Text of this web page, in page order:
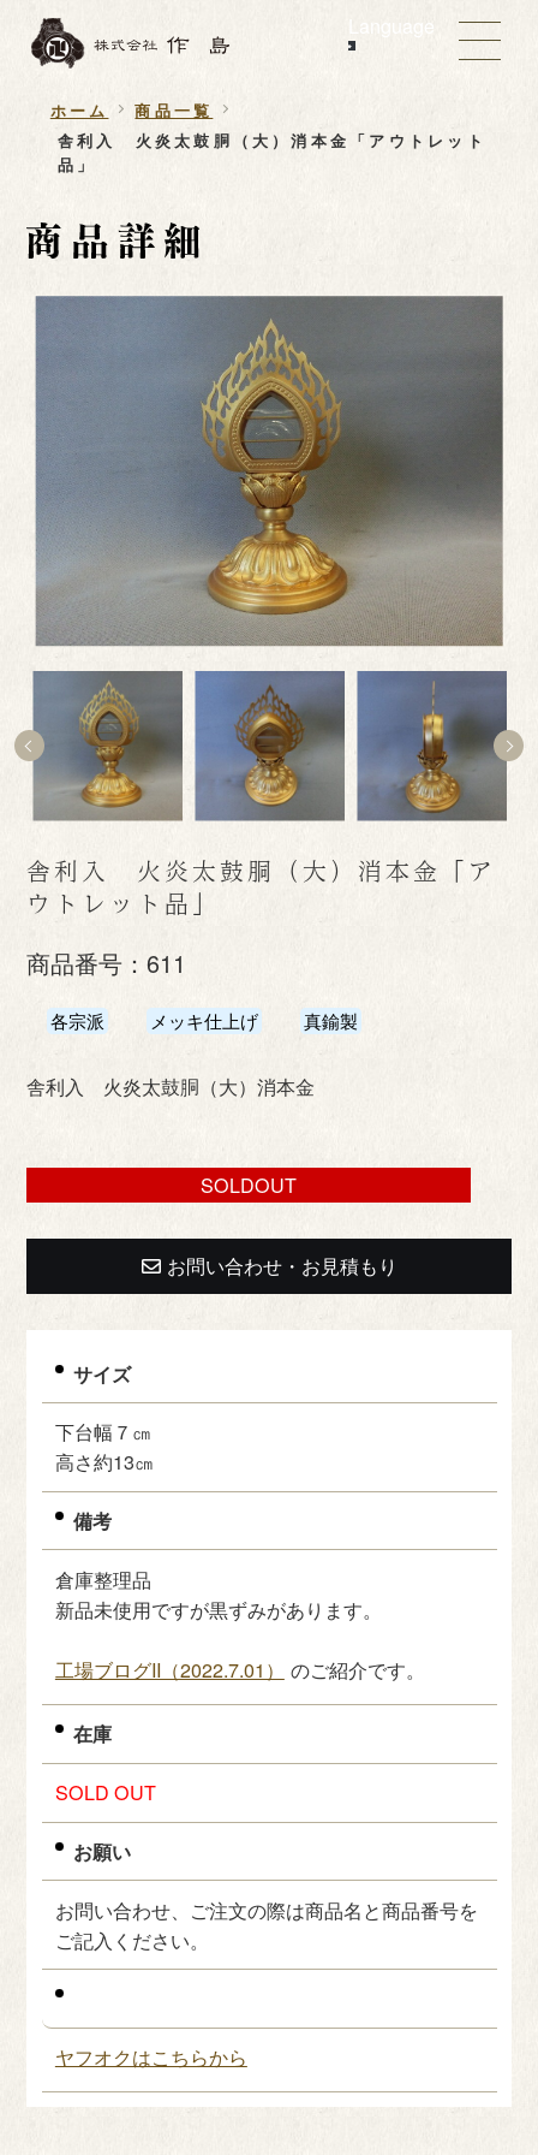
Language
ホーム
商品一覧
舎利入 火炎太鼓胴（大）消本金「アウトレット
品」
舎利入 火炎太鼓胴（大）消本金「ア
ウトレット品」
商品番号：611
各宗派 メッキ仕上げ 真鍮製
舎利入 火炎太鼓胴（大）消本金
SOLDOUT
お問い合わせ・お見積もり
サイズ
下台幅７㎝
高さ約13㎝
備考
倉庫整理品
新品未使用ですが黒ずみがあります。
工場ブログII（2022.7.01） のご紹介です。
在庫
SOLD OUT
お願い
お問い合わせ、ご注文の際は商品名と商品番号を
ご記入ください。
ヤフオクはこちらから